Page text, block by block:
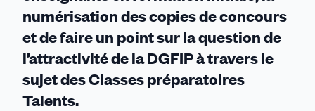
numérisation des copies de concours
et de faire un point sur la question de
l’attractivité de la DGFIP à travers le
sujet des Classes préparatoires
Talents.